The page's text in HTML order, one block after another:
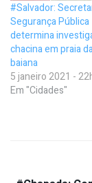
#Salvador:
Segurança Pública
determina
chacina em praia
baiana
5 janeiro 2021 -
Em "Cidades"